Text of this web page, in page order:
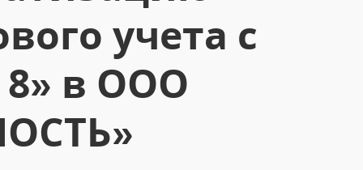
учета с
в ООО